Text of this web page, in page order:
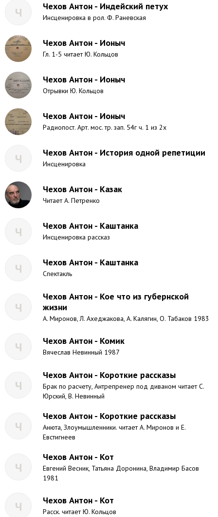
Ч Чехов Антон - Индейский петух
Инсценировка в рол. Ф. Раневская
Чехов Антон - Ионыч
Гл. 1-5 читает Ю. Кольцов
Чехов Антон - Ионыч
Отрывки Ю. Кольцов
Чехов Антон - Ионыч
Радиопост. Арт. мос. тр. зап. 54г ч. 1 из 2х
Ч Чехов Антон - История одной репетиции
Инсценировка
Чехов Антон - Казак
Читает А. Петренко
Ч Чехов Антон - Каштанка
Инсценировка рассказ
Ч Чехов Антон - Каштанка
Спектакль
Ч
Чехов Антон - Кое что из губернской
жизни
А. Миронов, Л. Ахеджакова, А. Калягин, О. Табаков 1983
Ч Чехов Антон - Комик
Вячеслав Невинный 1987
Ч
Чехов Антон - Короткие рассказы
Брак по расчету, Антрепренер под диваном читает С.
Юрский, В. Невинный
Ч
Чехов Антон - Короткие рассказы
Анюта, Злоумышленники. читает А. Миронов и Е.
Евстигнеев
Ч
Чехов Антон - Кот
Евгений Весник, Татьяна Доронина, Владимир Басов
1981
Ч Чехов Антон - Кот
Расск. читает Ю. Кольцов